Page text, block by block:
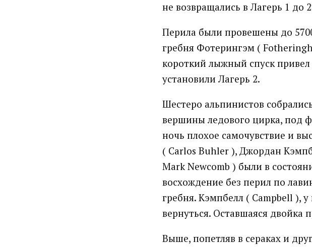
не возвращались в Лагерь 1 до
Перила были провешены до
гребня Фотерингэм (
короткий лыжный спуск
установили Лагерь 2.
Шестеро альпинистов
вершины ледового цирка, под
ночь плохое самочувствие и
( Carlos Buhler ), Джордан
Mark Newcomb ) были в
восхождение без перил по
гребня. Кэмпбелл ( Campbell ),
вернуться. Оставшаяся двойка
Выше, попетляв в сераках и